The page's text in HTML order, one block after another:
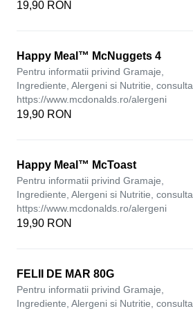
19,90 RON
Happy Meal™ McNuggets 4
Pentru informatii privind Gramaje,
Ingrediente, Alergeni si Nutritie, consulta
https://www.mcdonalds.ro/alergeni
19,90 RON
Happy Meal™ McToast
Pentru informatii privind Gramaje,
Ingrediente, Alergeni si Nutritie, consulta
https://www.mcdonalds.ro/alergeni
19,90 RON
FELII DE MAR 80G
Pentru informatii privind Gramaje,
Ingrediente, Alergeni si Nutritie, consulta